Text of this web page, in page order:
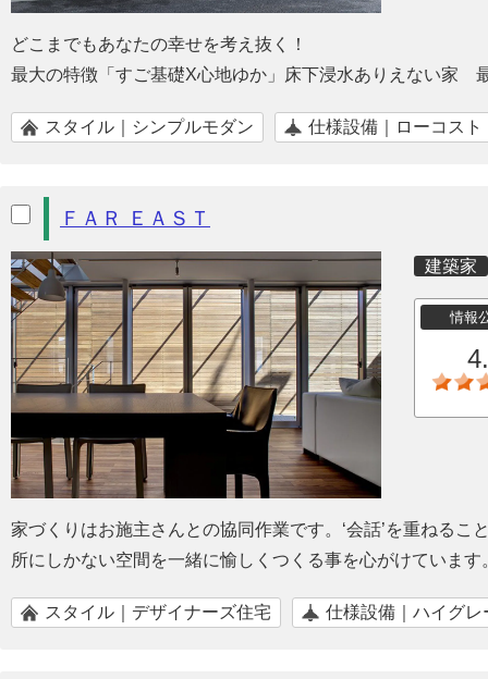
どこまでもあなたの幸せを考え抜く！
最大の特徴「すご基礎X心地ゆか」床下浸水ありえない
スタイル｜シンプルモダン 仕様設備｜ローコスト
ＦＡＲ ＥＡＳＴ
建築家
情報
家づくりはお施主さんとの協同作業です。‘会話’を重ねる
所にしかない空間を一緒に愉しくつくる事を心がけています
スタイル｜デザイナーズ住宅 仕様設備｜ハイグレ